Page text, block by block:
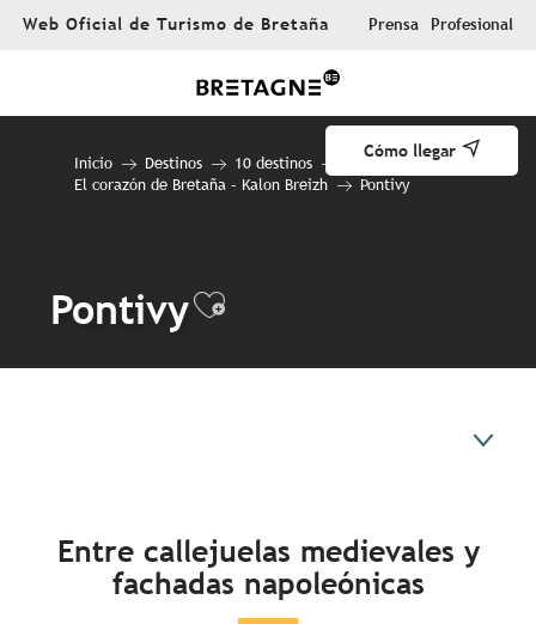
AllerWeb Oficial de Turismo de Bretaña Prensa Profesional
Cómo llegar
Inicio Destinos
10 destinos
El corazón de Bretaña – Kalon Breizh
Pontivy
PontivyAjouter aux
Descubrir
Entre callejuelas medievales y
fachadas napoleónicas